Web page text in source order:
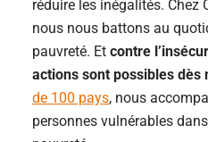
réduire les inégalités. Chez
nous nous battons au
pauvreté. Et contre
actions sont possibles dès
de 100 pays, nous
personnes vulnérables